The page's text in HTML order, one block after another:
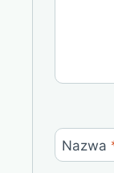
Nazwa